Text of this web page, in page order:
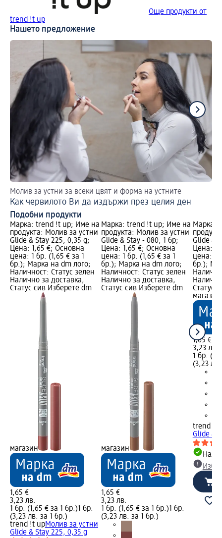
Още продукти от
trend !t up
Нашето предложение
Молив за устни за всеки цвят и форма на устните
Как червилото Ви да издържи през целия ден
Подобни продукти
Марка: trend !t up; Име на
продукта: Молив за устни
Glide & Stay 225, 0,35 g;
Цена: 1,65 €; Основна
цена: 1 бр. (1,65 € за 1
бр.); Марка на dm лого;
Наличност: Статус зелен
Налично за доставка,
Статус сив Изберете dm
магазин
1,65 €
3,23 лв.
1 бр. (1,65 € за 1 бр.)1 бр.
(3,23 лв. за 1 бр.)
trend !t upМолив за устни
Glide & Stay 225, 0,35 g
Марка: trend !t up; Име на
продукта: Молив за устни
Glide & Stay - 080, 1 бр;
Цена: 1,65 €; Основна
цена: 1 бр. (1,65 € за 1
бр.); Марка на dm лого;
Наличност: Статус зелен
Налично за доставка,
Статус сив Изберете dm
магазин
1,65 €
3,23 лв.
1 бр. (1,65 € за 1 бр.)1 бр.
(3,23 лв. за 1 бр.)
Марка:
Glide &
Цена:
цена: 1
бр.);
Статус
магазин
1,65 €
3,23 лв.
1 бр.
(3,23
trend !t
Glide &